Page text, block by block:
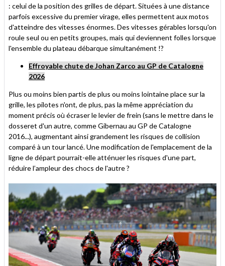
: celui de la position des grilles de départ. Situées à une distance
parfois excessive du premier virage, elles permettent aux motos
d'atteindre des vitesses énormes. Des vitesses gérables lorsqu'on
roule seul ou en petits groupes, mais qui deviennent folles lorsque
l'ensemble du plateau débarque simultanément !?
Effroyable chute de Johan Zarco au GP de Catalogne
2026
Plus ou moins bien partis de plus ou moins lointaine place sur la
grille, les pilotes n'ont, de plus, pas la même appréciation du
moment précis où écraser le levier de frein (sans le mettre dans le
dosseret d'un autre, comme Gibernau au GP de Catalogne
2016...), augmentant ainsi grandement les risques de collision
comparé à un tour lancé. Une modification de l'emplacement de la
ligne de départ pourrait-elle atténuer les risques d'une part,
réduire l’ampleur des chocs de l'autre ?